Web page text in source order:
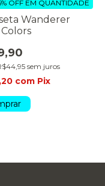
Wanderer
sem juros
OFF EM QUANTIDADE
com Pix